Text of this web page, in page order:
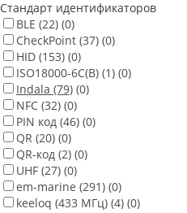
Стандарт идентификаторов
BLE (22) (0)
CheckPoint (37) (0)
HID (153) (0)
ISO18000-6C(B) (1) (0)
Indala (79) (0)
NFC (32) (0)
PIN код (46) (0)
QR (20) (0)
QR-код (2) (0)
UHF (27) (0)
em-marine (291) (0)
keeloq (433 МГц) (4) (0)